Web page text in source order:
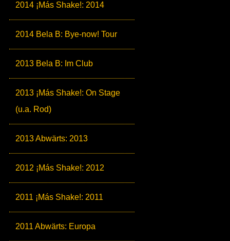
2014 ¡Más Shake!: 2014
2014 Bela B: Bye-now! Tour
2013 Bela B: Im Club
2013 ¡Más Shake!: On Stage
(u.a. Rod)
2013 Abwärts: 2013
2012 ¡Más Shake!: 2012
2011 ¡Más Shake!: 2011
2011 Abwärts: Europa